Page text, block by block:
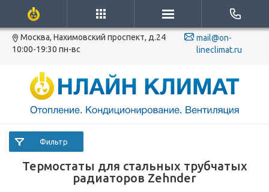
Москва, Нахимовский проспект, д.24
10:00-19:30 пн-вс
mail@on-
lineclimat.ru
Термостаты для стальных трубчатых
радиаторов Zehnder
Фильтр